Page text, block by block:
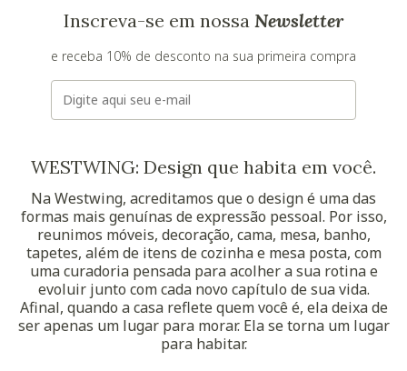
Inscreva-se em nossa Newsletter
e receba 10% de desconto na sua primeira compra
E-mail
WESTWING: Design que habita em você.
Na Westwing, acreditamos que o design é uma das
formas mais genuínas de expressão pessoal. Por isso,
reunimos móveis, decoração, cama, mesa, banho,
tapetes, além de itens de cozinha e mesa posta, com
uma curadoria pensada para acolher a sua rotina e
evoluir junto com cada novo capítulo de sua vida.
Afinal, quando a casa reflete quem você é, ela deixa de
ser apenas um lugar para morar. Ela se torna um lugar
para habitar.